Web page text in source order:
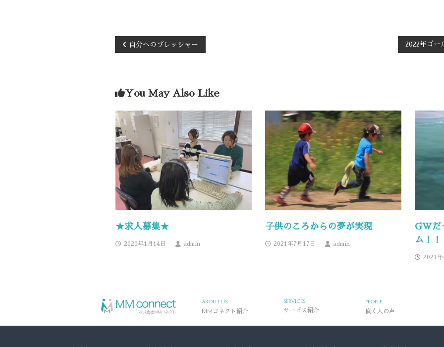
自分へのプレッシャー 2022年ゴー
You May Also Like
★求人募集★
2020年1月14日 admin
子供のころからの夢が実現
2021年7月17日 admin
GWだ
ム！！
2021
ABOUT US
MMコネクト紹介
SERVICES
サービス紹介
PEOPLE
働く人の声